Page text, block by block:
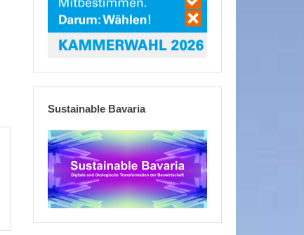
Sustainable Bavaria